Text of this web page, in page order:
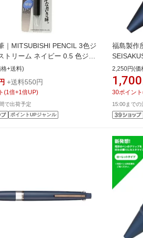
｜MITSUBISHI PENCIL 3色ジ
トリーム ネイビー 0.5 色ジェ
リーム・ネイビー 0.5
+送料)
円 +送料550円
(1 倍+1 倍UP)
で出荷予定
ポイントUPジャンル
福島製作
GRIP ロ
クション
2,250円(価
1,700
30ポイント
15:00まで